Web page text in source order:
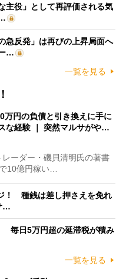
主役」として再評価される気
急反発」は再びの上昇局面へ
…
一覧を見る
万円の負債と引き換えに手に
な経験 ｜ 突然マルサがや…
ーダー・磯貝清明氏の著書
10億円稼い…
！ 種銭は差し押さえを免れ
…
毎日5万円超の延滞税が積み
一覧を見る